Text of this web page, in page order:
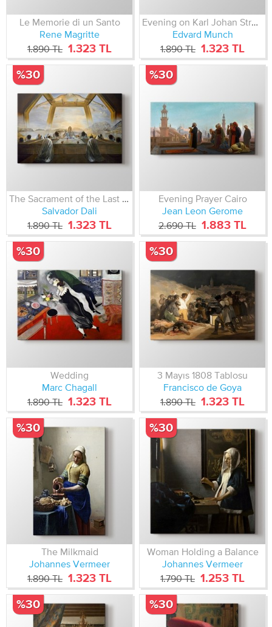
Le Memorie di un Santo
Rene Magritte
1.890 TL 1.323 TL
Evening on Karl Johan Street
Edvard Munch
1.890 TL 1.323 TL
The Sacrament of the Last Supper
Salvador Dali
1.890 TL 1.323 TL
%30
Evening Prayer Cairo
Jean Leon Gerome
2.690 TL 1.883 TL
%30
Wedding
Marc Chagall
1.890 TL 1.323 TL
%30
3 Mayıs 1808 Tablosu
Francisco de Goya
1.890 TL 1.323 TL
%30
The Milkmaid
‎Johannes Vermeer
1.890 TL 1.323 TL
%30
Woman Holding a Balance
‎Johannes Vermeer
1.790 TL 1.253 TL
%30
%30 %30